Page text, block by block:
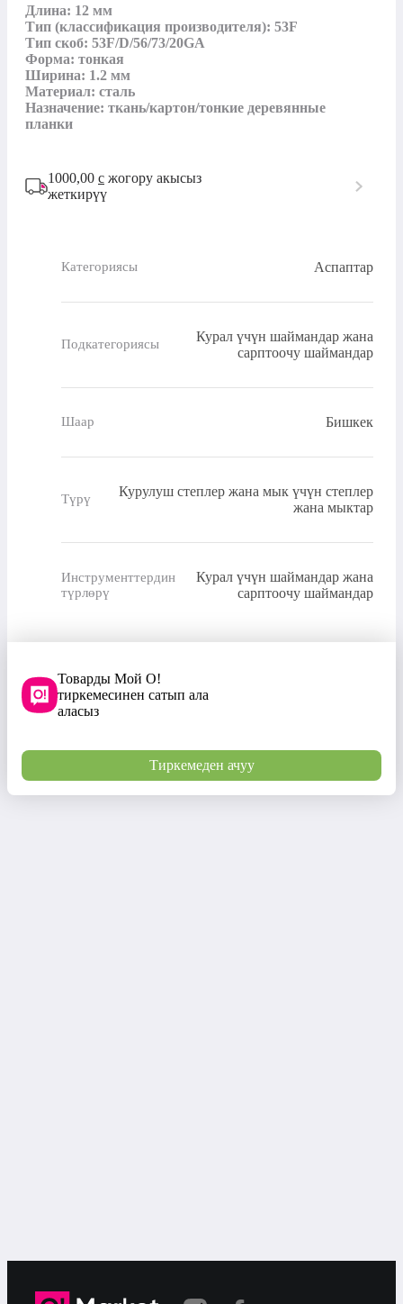
Длина: 12 мм
Тип (классификация производителя): 53F
Тип скоб: 53F/D/56/73/20GA
Форма: тонкая
Ширина: 1.2 мм
Материал: сталь
Назначение: ткань/картон/тонкие деревянные
планки
1000,00 с жогору акысыз
жеткирүү
Категориясы Аспаптар
Подкатегориясы
Курал үчүн шаймандар жана
сарптоочу шаймандар
Шаар Бишкек
Түрү
Курулуш степлер жана мык үчүн степлер
жана мыктар
Инструменттердин
түрлөрү
Курал үчүн шаймандар жана
сарптоочу шаймандар
Товарды Мой О!
тиркемесинен сатып ала
аласыз
Тиркемеден ачуу